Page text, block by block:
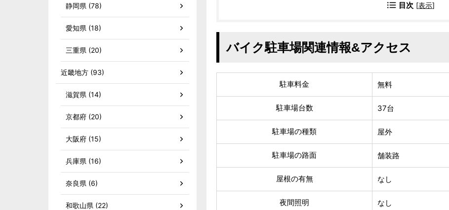
目次 [表示]
バイク駐車場関連情報&アクセス
駐車料金 無料
駐車場台数 37台
駐車場の種類 屋外
駐車場の路面 舗装路
屋根の有無 なし
夜間照明 なし
静岡県 (78)
愛知県 (18)
三重県 (20)
近畿地方 (93)
滋賀県 (14)
京都府 (20)
大阪府 (15)
兵庫県 (16)
奈良県 (6)
和歌山県 (22)